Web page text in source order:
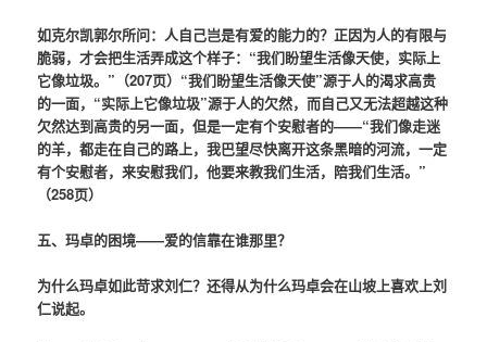
如克尔凯郭尔所问：人自己岂是有爱的能力的？正因为人的有限与
脆弱，才会把生活弄成这个样子：“我们盼望生活像天使，实际上
它像垃圾。”（207页）“我们盼望生活像天使”源于人的渴求高贵
的一面，“实际上它像垃圾”源于人的欠然，而自己又无法超越这种
欠然达到高贵的另一面，但是一定有个安慰者的——“我们像走迷
的羊，都走在自己的路上，我巴望尽快离开这条黑暗的河流，一定
有个安慰者，来安慰我们，他要来教我们生活，陪我们生活。”
（258页）
五、玛卓的困境——爱的信靠在谁那里？
为什么玛卓如此苛求刘仁？还得从为什么玛卓会在山坡上喜欢上刘
仁说起。